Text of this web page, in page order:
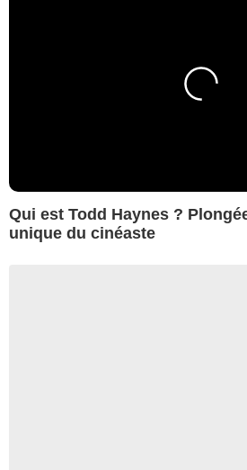
Qui est Todd Haynes ?
unique du cinéaste